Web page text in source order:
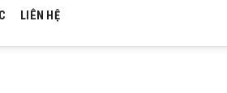
LIÊN HỆ